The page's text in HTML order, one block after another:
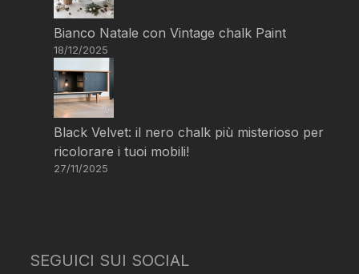
Bianco Natale con Vintage chalk Paint
18/12/2025
Black Velvet: il nero chalk più misterioso per
ricolorare i tuoi mobili!
27/11/2025
SEGUICI SUI SOCIAL